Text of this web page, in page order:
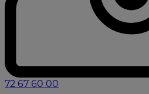
72 67 60 00